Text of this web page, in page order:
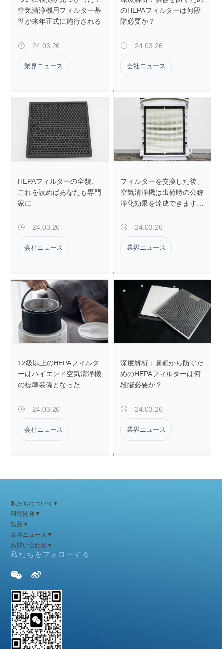
空気清浄機用フィルター基
準が来年正式に施行される
 24.03.26
業界ニュース
のHEPAフィルターは何段
階必要か？
 24.03.26
会社ニュース
HEPAフィルターの全貌、
これを読めばあなたも専門
家に
 24.03.26
会社ニュース
フィルターを交換した後、
空気清浄機は出荷時の公称
浄化効果を達成できます
 24.03.26
業界ニュース
12級以上のHEPAフィルタ
ーはハイエンド空気清浄機
の標準装備となった
 24.03.26
会社ニュース
深度解析：雾霾から防ぐた
めのHEPAフィルターは何
段階必要か？
 24.03.26
業界ニュース
私たちについて ▼
研究開発 ▼
製品 ▼
業界ニュース ▼
お問い合わせ▼
私たちをフォローする
 